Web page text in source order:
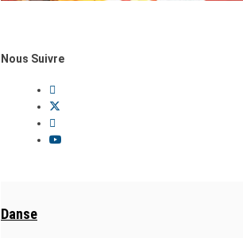
Nous Suivre
Danse